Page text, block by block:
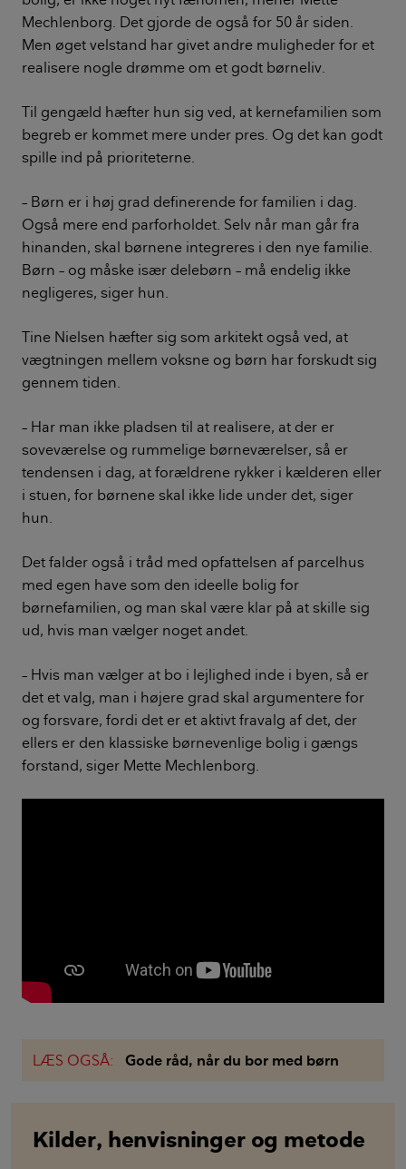
Mechlenborg. Det gjorde de også for 50 år siden.
Men øget velstand har givet andre muligheder for et
realisere nogle drømme om et godt børneliv.
Til gengæld hæfter hun sig ved, at kernefamilien som
begreb er kommet mere under pres. Og det kan godt
spille ind på prioriteterne.
– Børn er i høj grad definerende for familien i dag.
Også mere end parforholdet. Selv når man går fra
hinanden, skal børnene integreres i den nye familie.
Børn – og måske især delebørn – må endelig ikke
negligeres, siger hun.
Tine Nielsen hæfter sig som arkitekt også ved, at
vægtningen mellem voksne og børn har forskudt sig
gennem tiden.
– Har man ikke pladsen til at realisere, at der er
soveværelse og rummelige børneværelser, så er
tendensen i dag, at forældrene rykker i kælderen eller
i stuen, for børnene skal ikke lide under det, siger
hun.
Det falder også i tråd med opfattelsen af parcelhus
med egen have som den ideelle bolig for
børnefamilien, og man skal være klar på at skille sig
ud, hvis man vælger noget andet.
– Hvis man vælger at bo i lejlighed inde i byen, så er
det et valg, man i højere grad skal argumentere for
og forsvare, fordi det er et aktivt fravalg af det, der
ellers er den klassiske børnevenlige bolig i gængs
forstand, siger Mette Mechlenborg.
LÆS OGSÅ: Gode råd, når du bor med børn
Kilder, henvisninger og metode